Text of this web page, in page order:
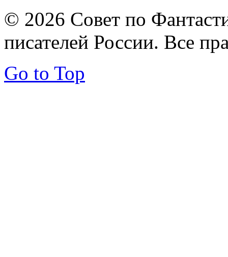
© 2026 Совет по
писателей России. Все
Go to Top